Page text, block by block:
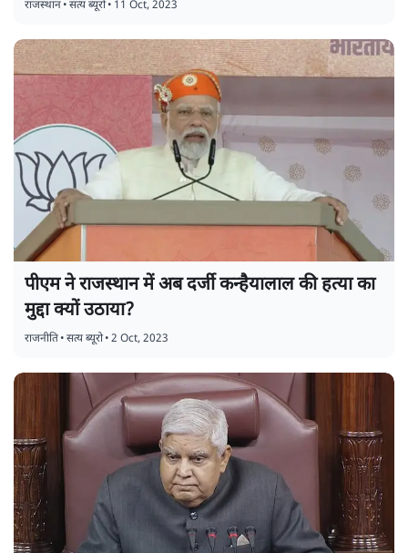
राजस्थान•सत्य ब्यूरो• 11 Oct, 2023
पीएम ने राजस्थान में अब दर्जी कन्हैयालाल की हत्या का
मुद्दा क्यों उठाया?
राजनीति•सत्य ब्यूरो•2 Oct, 2023